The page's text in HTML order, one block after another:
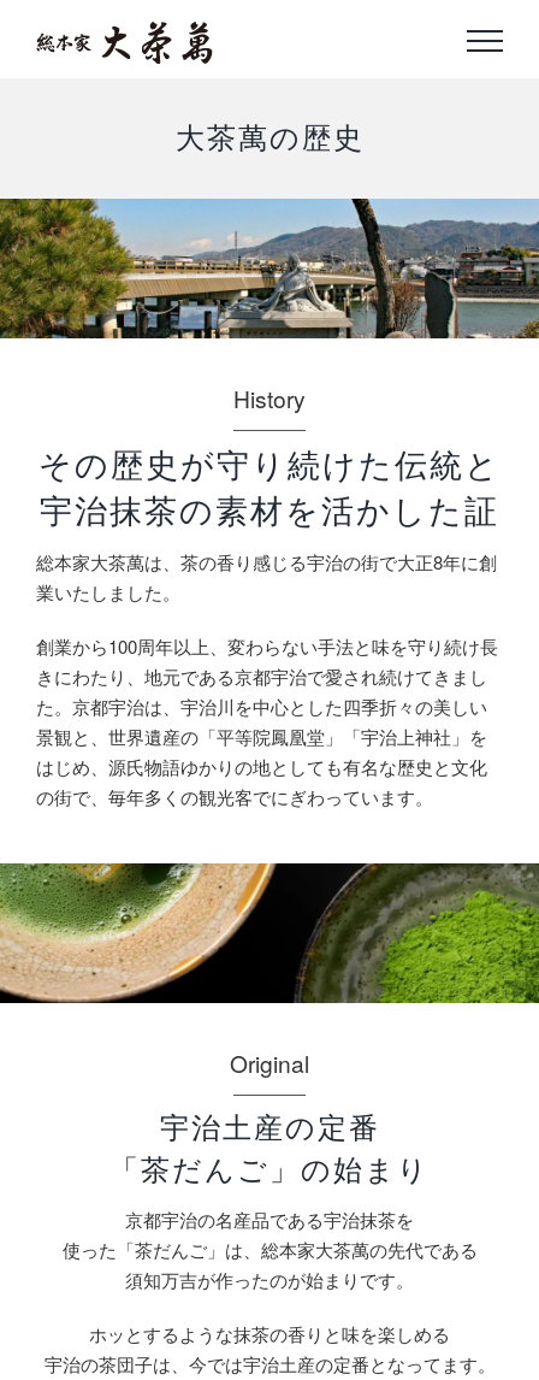
大茶萬の歴史
History
その歴史が守り続けた伝統と
宇治抹茶の素材を活かした証
総本家大茶萬は、茶の香り感じる宇治の街で大正8年に創
業いたしました。
創業から100周年以上、変わらない手法と味を守り続け長
きにわたり、地元である京都宇治で愛され続けてきまし
た。京都宇治は、宇治川を中心とした四季折々の美しい
景観と、世界遺産の「平等院鳳凰堂」「宇治上神社」を
はじめ、源氏物語ゆかりの地としても有名な歴史と文化
の街で、毎年多くの観光客でにぎわっています。
Original
宇治土産の定番
「茶だんご」の始まり
京都宇治の名産品である宇治抹茶を
使った「茶だんご」は、総本家大茶萬の先代である
須知万吉が作ったのが始まりです。
ホッとするような抹茶の香りと味を楽しめる
宇治の茶団子は、今では宇治土産の定番となってます。